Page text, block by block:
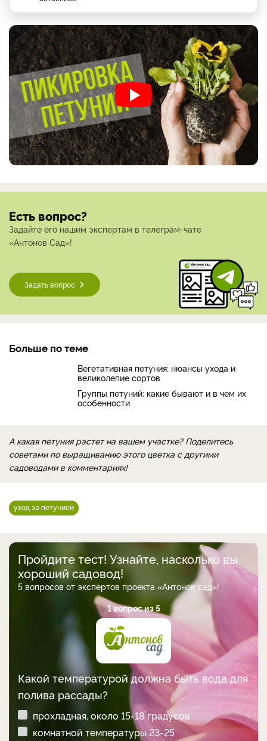
Есть вопрос?
Задайте его нашим экспертам в телеграм-чате
«Антонов Сад»!
Задать вопрос
Больше по теме
Вегетативная петуния: нюансы ухода и
великолепие сортов
Группы петуний: какие бывают и в чем их
особенности
А какая петуния растет на вашем участке? Поделитесь
советами по выращиванию этого цветка с другими
садоводами в комментариях!
уход за петунией
Пройдите тест! Узнайте, насколько вы
хороший садовод!
5 вопросов от экспертов проекта «Антонов сад»!
1 вопрос из 5
Какой температурой должна быть вода для
полива рассады?
прохладная, около 15-18 градусов
комнатной температуры 23-25